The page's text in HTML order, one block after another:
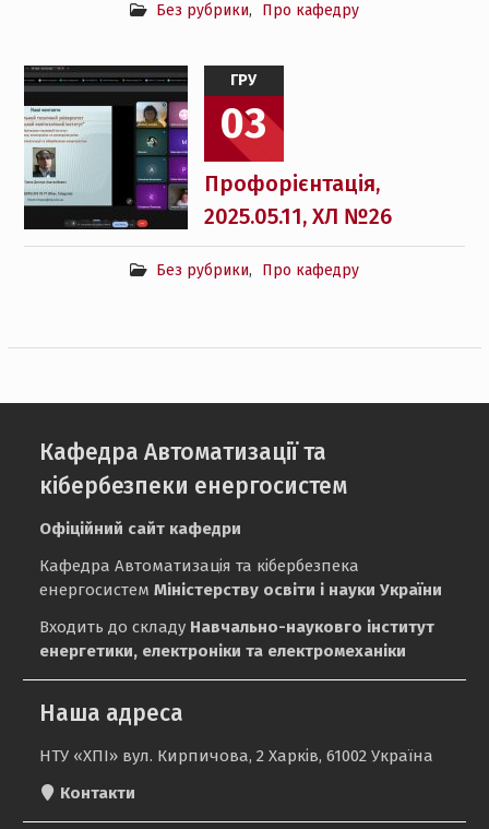
Без рубрики, Про кафедру
ГРУ
03
Профорієнтація,
2025.05.11, ХЛ №26
Без рубрики, Про кафедру
Кафедра Автоматизації та
кібербезпеки енергосистем
Офіційний сайт кафедри
Кафедра Автоматизація та кібербезпека
енергосистемМіністерству освіти і науки України
Входить до складу Навчально-науковго інститут
енергетики, електроніки та електромеханіки
Наша адреса
НТУ «ХПІ» вул. Кирпичова, 2 Харків, 61002 Україна
Контакти